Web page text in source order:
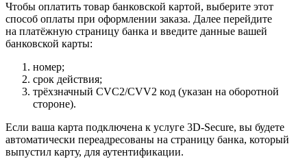
Чтобы оплатить товар банковской картой, выберите этот
способ оплаты при оформлении заказа. Далее перейдите
на платёжную страницу банка и введите данные вашей
банковской карты:
номер;
срок действия;
трёхзначный CVC2/CVV2 код (указан на оборотной
стороне).
Если ваша карта подключена к услуге 3D-Secure, вы будете
автоматически переадресованы на страницу банка, который
выпустил карту, для аутентификации.